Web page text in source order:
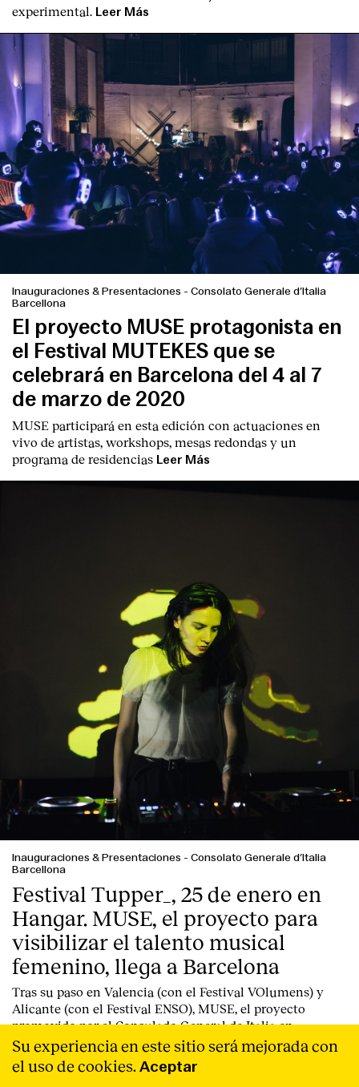
English Español Italiano Català
experimental. Leer Más
Inauguraciones & Presentaciones - Consolato Generale d’Italia
Barcellona
El proyecto MUSE protagonista en
el Festival MUTEKES que se
celebrará en Barcelona del 4 al 7
de marzo de 2020
MUSE participará en esta edición con actuaciones en
vivo de artistas, workshops, mesas redondas y un
programa de residencias Leer Más
Inauguraciones & Presentaciones - Consolato Generale d’Italia
Barcellona
Festival Tupper_, 25 de enero en
Hangar. MUSE, el proyecto para
visibilizar el talento musical
femenino, llega a Barcelona
Tras su paso en Valencia (con el Festival VOlumens) y
Alicante (con el Festival ENSO), MUSE, el proyecto
promovido por el Consulado General de Italia en
Barcelona que apoya y visibiliza el talento femenino en la
industria musical y creativa más experimental, llega a
Barcelona. Leer Más
Su experiencia en este sitio será mejorada con
el uso de cookies. Aceptar